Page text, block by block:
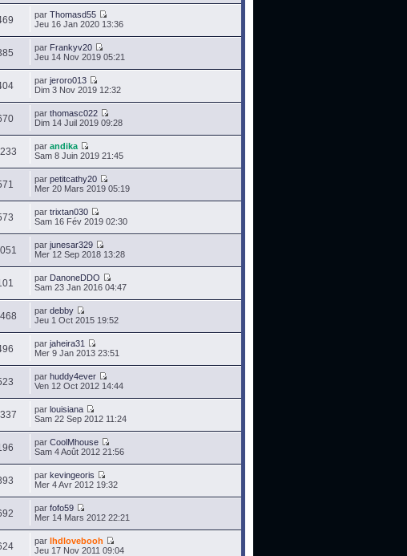
par Thomasd55
Jeu 16 Jan 2020 13:36
par Frankyv20
Jeu 14 Nov 2019 05:21
par jeroro013
Dim 3 Nov 2019 12:32
par thomasc022
Dim 14 Juil 2019 09:28
par andika
Sam 8 Juin 2019 21:45
par petitcathy20
Mer 20 Mars 2019 05:19
par trixtan030
Sam 16 Fév 2019 02:30
par junesar329
Mer 12 Sep 2018 13:28
par DanoneDDO
Sam 23 Jan 2016 04:47
par debby
Jeu 1 Oct 2015 19:52
par jaheira31
Mer 9 Jan 2013 23:51
par huddy4ever
Ven 12 Oct 2012 14:44
par louisiana
Sam 22 Sep 2012 11:24
par CoolMhouse
Sam 4 Août 2012 21:56
par kevingeoris
Mer 4 Avr 2012 19:32
par fofo59
Mer 14 Mars 2012 22:21
par lhdlovebooh
Jeu 17 Nov 2011 09:04